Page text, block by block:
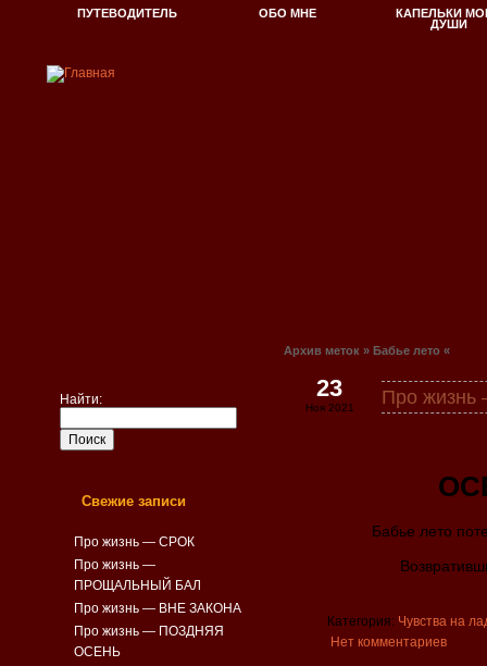
ПУТЕВОДИТЕЛЬ ОБО МНЕ
КАПЕЛЬКИ
ДУШИ
Архив меток » Бабье лето «
Про
23
Ноя 2021
Бабье лето
Категория: Чувства на
Нет комментариев
Найти:
Свежие записи
Про жизнь — СРОК
Про жизнь —
ПРОЩАЛЬНЫЙ БАЛ
Про жизнь — ВНЕ ЗАКОНА
Про жизнь — ПОЗДНЯЯ
ОСЕНЬ